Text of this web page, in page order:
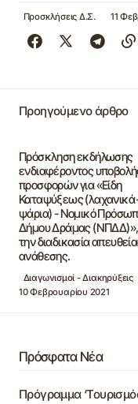
Προσκλήσεις Δ.Σ. 11
Προηγούμενο άρθρο
Πρόσκληση εκδήλωσης
ενδιαφέροντος
προσφορών για «Είδη
Καταψύξεως (λαχανικά
ψάρια) - Νομικό
Δήμου Δράμας
την διαδικασία
ανάθεσης.
Διαγωνισμοί - Διακηρύξεις
10 Φεβρουαρίου 2021
Πρόσφατα Νέα
Πρόγραμμα